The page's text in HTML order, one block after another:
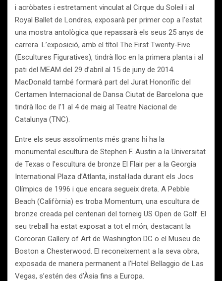
i acròbates i estretament vinculat al Cirque du Soleil i al
Royal Ballet de Londres, exposarà per primer cop a l’estat
una mostra antològica que repassarà els seus 25 anys de
carrera. L’exposició, amb el títol The First Twenty-Five
(Escultures Figuratives), tindrà lloc en la primera planta i al
pati del MEAM del 29 d’abril al 15 de juny de 2014.
MacDonald també formarà part del Jurat Honorífic del
Certamen Internacional de Dansa Ciutat de Barcelona que
tindrà lloc de l’1 al 4 de maig al Teatre Nacional de
Catalunya (TNC).
Entre els seus assoliments més grans hi ha la
monumental escultura de Stephen F. Austin a la Universitat
de Texas o l’escultura de bronze El Flair per a la Georgia
International Plaza d’Atlanta, instal·lada durant els Jocs
Olímpics de 1996 i que encara segueix dreta. A Pebble
Beach (Califòrnia) es troba Momentum, una escultura de
bronze creada pel centenari del torneig US Open de Golf. El
seu treball ha estat exposat a tot el món, destacant la
Corcoran Gallery of Art de Washington DC o el Museu de
Boston a Chesterwood. El reconeixement a la seva obra,
exposada de manera permanent a l’Hotel Bellaggio de Las
Vegas, s’estén des d’Àsia fins a Europa.